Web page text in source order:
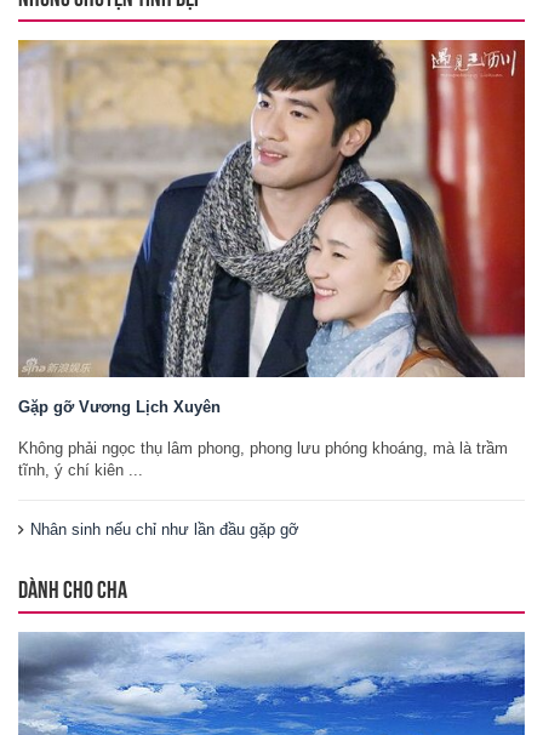
Gặp gỡ Vương Lịch Xuyên
Không phải ngọc thụ lâm phong, phong lưu phóng khoáng, mà là trầm
tĩnh, ý chí kiên ...
Nhân sinh nếu chỉ như lần đầu gặp gỡ
DÀNH CHO CHA